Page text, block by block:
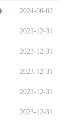
2024-06-02
国学经典润成长|运河实验初级中学举办校园朗诵比赛
2023-12-31
2023-12-31
2023-12-31
2023-12-31
2023-12-31